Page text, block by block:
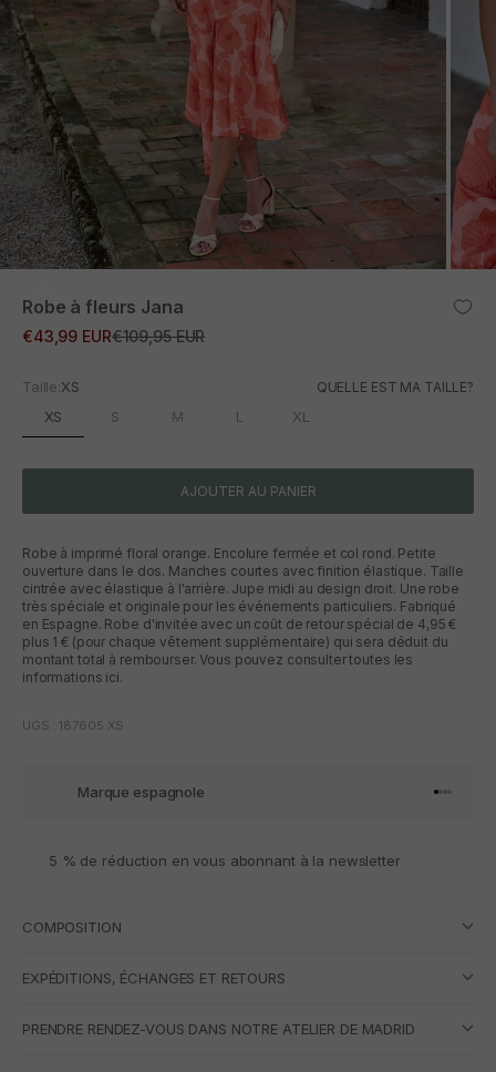
Robe à fleurs Jana
Prix promotionnel
€43,99 EURPrix normal
€109,95 EUR
Taille:XS QUELLE EST MA TAILLE?
XS S M L XL
AJOUTER AU PANIER
Robe à imprimé floral orange. Encolure fermée et col rond. Petite
ouverture dans le dos. Manches courtes avec finition élastique. Taille
cintrée avec élastique à l'arrière. Jupe midi au design droit. Une robe
très spéciale et originale pour les événements particuliers. Fabriqué
en Espagne. Robe d'invitée avec un coût de retour spécial de 4,95 €
plus 1 € (pour chaque vêtement supplémentaire) qui sera déduit du
montant total à rembourser. Vous pouvez consulter toutes les
informations ici.
UGS : 187605.XS
Marque espagnole Aller à
Aller à
Aller à
Aller
5 % de réduction en vous abonnant à la newsletter
COMPOSITION
EXPÉDITIONS, ÉCHANGES ET RETOURS
PRENDRE RENDEZ-VOUS DANS NOTRE ATELIER DE MADRID